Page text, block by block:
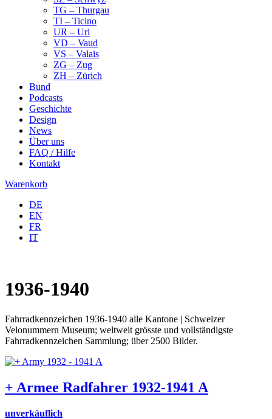
TG – Thurgau
TI – Ticino
UR – Uri
VD – Vaud
VS – Valais
ZG – Zug
ZH – Zürich
Bund
Podcasts
Geschichte
Design
News
Über uns
FAQ / Hilfe
Kontakt
Warenkorb
DE
EN
FR
IT
1936-1940
Fahrradkennzeichen 1936-1940 alle Kantone | Schweizer
Velonummern Museum; weltweit grösste und vollständigste
Fahrradkennzeichen Sammlung; über 2500 Bilder.
+ Armee Radfahrer 1932-1941 A
unverkäuflich